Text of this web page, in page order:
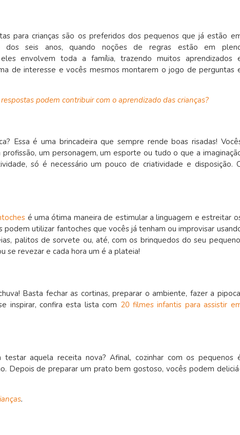
para crianças são os preferidos dos pequenos que já estão
dos seis anos, quando noções de regras estão em
envolvem toda a família, trazendo muitos aprendizados
de interesse e vocês mesmos montarem o jogo de perguntas
podem contribuir com o aprendizado das crianças?
Essa é uma brincadeira que sempre rende boas risadas!
um personagem, um esporte ou tudo o que a
só é necessário um pouco de criatividade e disposição.
é uma ótima maneira de estimular a linguagem e estreitar
utilizar fantoches que vocês já tenham ou improvisar
palitos de sorvete ou, até, com os brinquedos do seu
se revezar e cada hora um é a plateia!
Basta fechar as cortinas, preparar o ambiente, fazer a
inspirar, confira esta lista com 20 filmes infantis para assistir
aquela receita nova? Afinal, cozinhar com os pequenos
Depois de preparar um prato bem gostoso, vocês podem
.